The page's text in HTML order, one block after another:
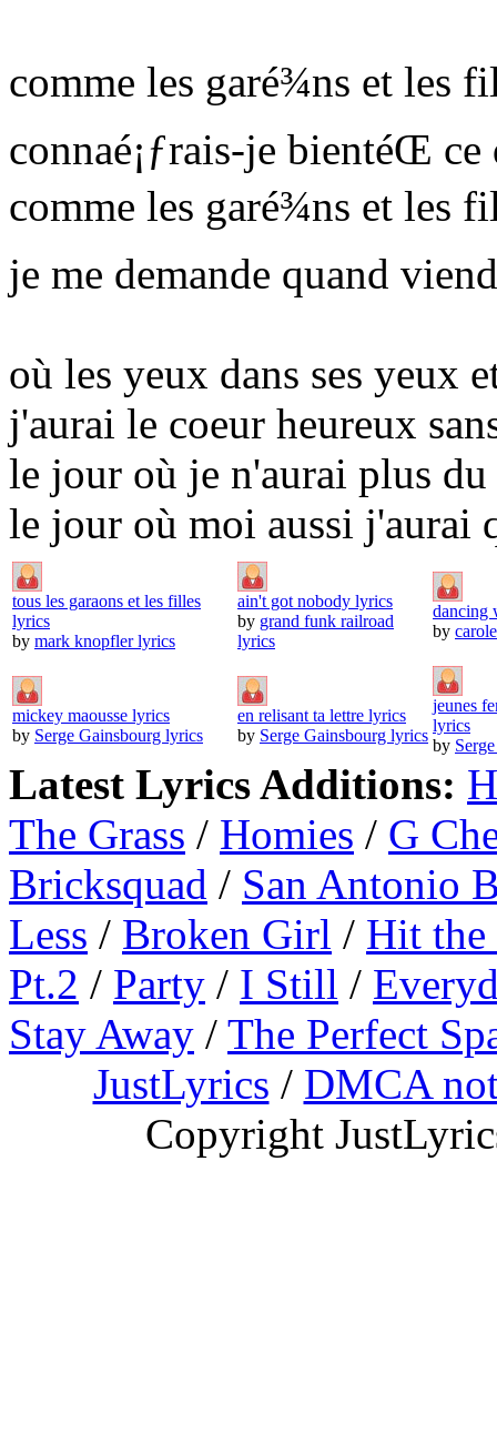
comme les garé¾ns et les
connaé¡ƒrais-je bienté­Œ ce
comme les garé¾ns et les
je me demande quand
où les yeux dans ses yeux
j'aurai le coeur heureux
le jour où je n'aurai plus du
le jour où moi aussi j'aurai
tous les garaons et les filles
lyrics
by mark knopfler lyrics
ain't got nobody lyrics
by grand funk railroad
lyrics
dancing
by
mickey maousse lyrics
by Serge Gainsbourg lyrics
en relisant ta lettre lyrics
by Serge Gainsbourg lyrics
jeunes
lyrics
by
Latest Lyrics Additions:
The Grass / Homies / G
Bricksquad / San Antonio
Less / Broken Girl / Hit
Pt.2 / Party / I Still /
Stay Away / The Perfect
JustLyrics / DMCA
Copyright